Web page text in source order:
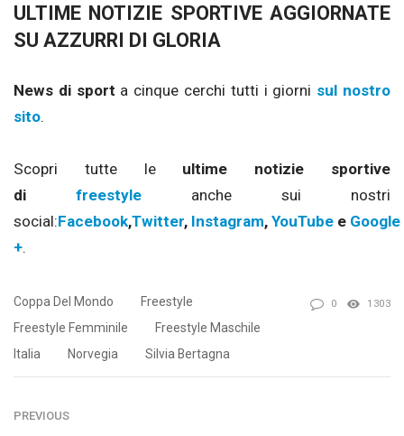
ULTIME NOTIZIE SPORTIVE AGGIORNATE
SU AZZURRI DI GLORIA
News di sport a cinque cerchi tutti i giorni sul nostro
sito.
Scopri tutte le ultime notizie sportive
di freestyle anche sui nostri
social:Facebook,Twitter, Instagram, YouTube e Google
+.
Coppa Del Mondo
Freestyle
Freestyle Femminile
Freestyle Maschile
Italia
Norvegia Silvia Bertagna
0 1303
PREVIOUS